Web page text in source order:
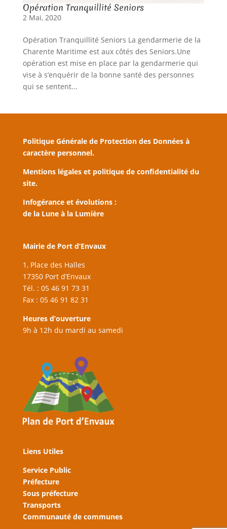
Opération Tranquillité Seniors
2 Mai, 2020
Opération Tranquillité Seniors La gendarmerie de la
Charente Maritime est aux côtés des Seniors.Une
opération est mise en place par la gendarmerie qui
vise à s’enquérir de la bonne santé des personnes
qui se sentent...
Politique Générale de Protection des Données à
caractère personnel.
Mentions légales et politique de confidentialité du
site.
Infogérance et évolutions :
de la Lune à la Lumière
Mairie de Port d’Envaux
1, Place des Halles
17350 Port d’Envaux
Tél. : 05 46 91 73 31
Fax : 05 46 91 82 31
Heures d’ouverture
9h à 12h du mardi au samedi
Liens Utiles
Service Public
Préfecture
Sous préfecture
Transports
Communauté de communes